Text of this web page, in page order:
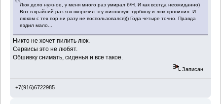
Люк дело нужное, у меня много раз умирал б/Н. И как всегда неожиданно)
Вот в крайний раз я и вкорячил эту жиговскую турбину и люк пропилил. И
люком с тех пор ни разу не воспользовался))) Года четыре точно. Правда
ездил мало...
Никто не хочет пилить люк.
Сервисы это не любят.
Обшивку снимать, сиденья и все такое.
Записан
+7(916)6722985